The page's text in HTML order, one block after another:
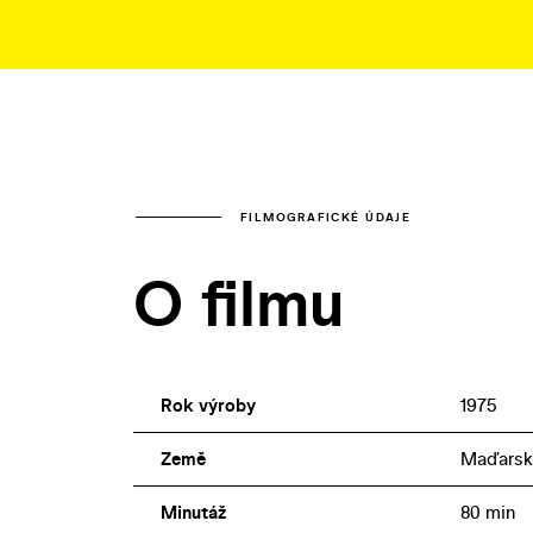
FILMOGRAFICKÉ ÚDAJE
O filmu
Rok výroby 1975
Země
Minutáž 80 min